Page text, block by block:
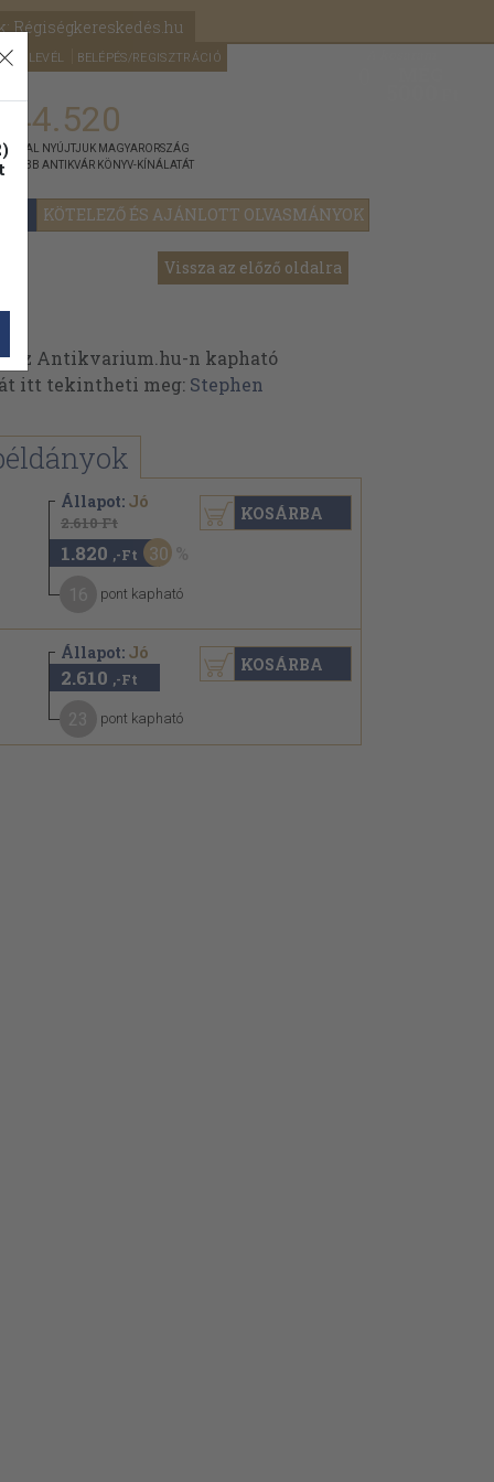
Régiségkereskedés.hu
HÍRLEVÉL BELÉPÉS/REGISZTRÁCIÓ
KÖTELEZŐ ÉS AJÁNLOTT OLVASMÁNYOK
NYÚJTJUK MAGYARORSZÁG
ANTIKVÁR KÖNYV-KÍNÁLATÁT
Vissza az előző oldalra
az Antikvarium.hu-n kapható
itt tekintheti meg: Stephen
Állapot: Jó
2.610 Ft
1.820 ,-Ft 30
pont kapható
KOSÁRBA
Állapot: Jó
2.610 ,-Ft
pont kapható
KOSÁRBA